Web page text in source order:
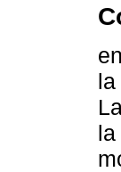
la
la